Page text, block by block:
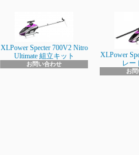
XLPower Specter 700V2 Nitro
Ultimate 組立キット
お問い合わせ
XLPower
レー
お